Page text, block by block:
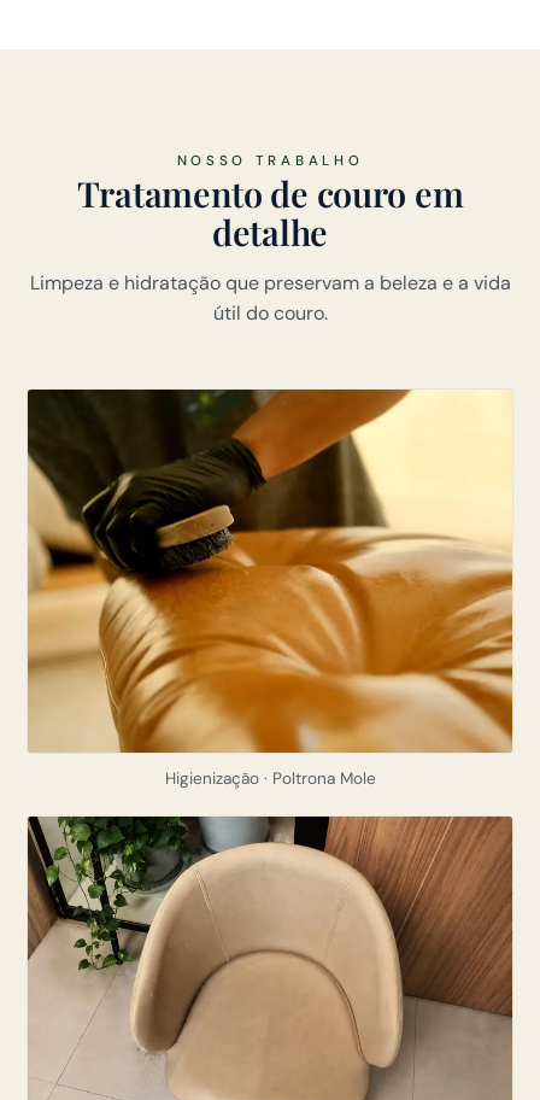
NOSSO TRABALHO
Tratamento de couro em
detalhe
Limpeza e hidratação que preservam a beleza e a vida
útil do couro.
Higienização · Poltrona Mole